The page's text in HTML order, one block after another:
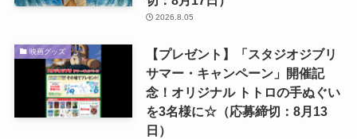
2026.8.05
映画グッズ
【プレゼント】「スタジオジブリ
サマー・キャンペーン」開催記
念！オリジナル トトロの手ぬぐい
を3名様に☆（応募締切：8月13
日）